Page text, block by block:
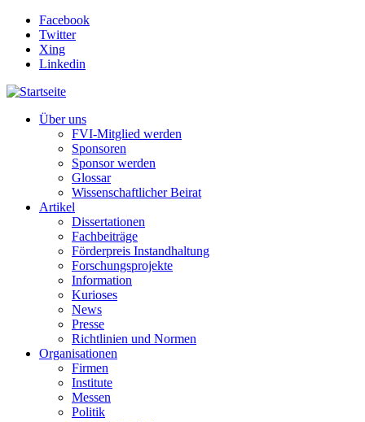
Direkt zum Inhalt
Facebook
Twitter
Xing
Linkedin
Über uns
FVI-Mitglied werden
Sponsoren
Sponsor werden
Glossar
Wissenschaftlicher Beirat
Artikel
Dissertationen
Fachbeiträge
Förderpreis Instandhaltung
Forschungsprojekte
Information
Kurioses
News
Presse
Richtlinien und Normen
Organisationen
Firmen
Institute
Messen
Politik